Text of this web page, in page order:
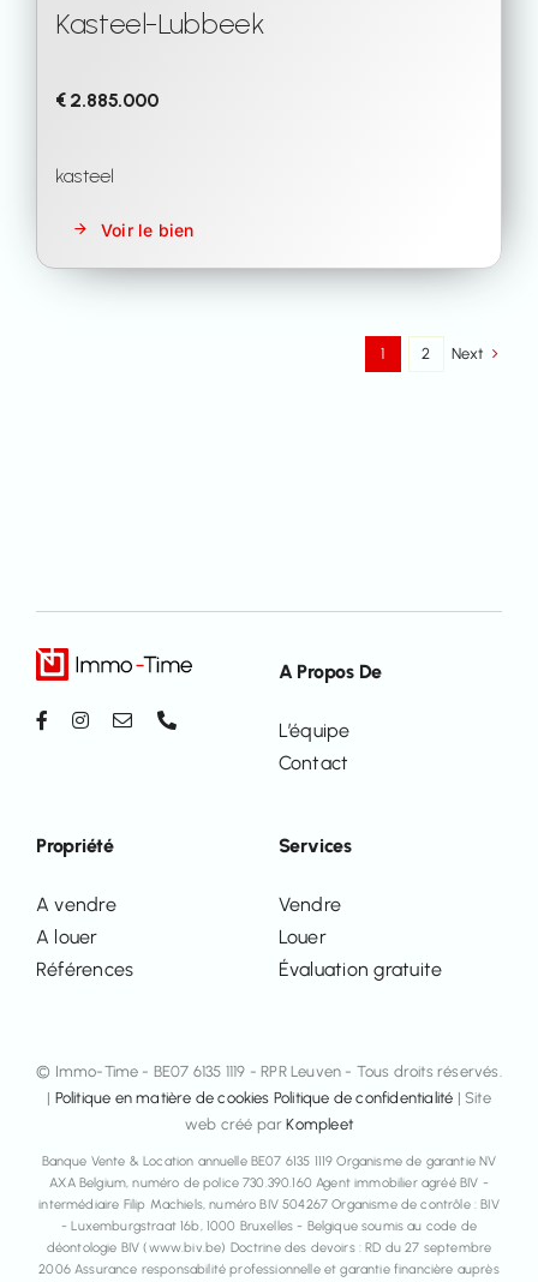
Kasteel-Lubbeek
€ 2.885.000
kasteel
Voir le bien
1 2 Next
Services
Vendre
Louer
Évaluation gratuite
Propriété
A vendre
A louer
Références
A Propos De
L’équipe
Contact
© Immo-Time - BE07 6135 1119 - RPR Leuven - Tous droits réservés.
| Politique en matière de cookies Politique de confidentialité | Site
web créé parKompleet
Banque Vente & Location annuelle BE07 6135 1119 Organisme de garantie NV
AXA Belgium, numéro de police 730.390.160 Agent immobilier agréé BIV -
intermédiaire Filip Machiels, numéro BIV 504267 Organisme de contrôle : BIV
- Luxemburgstraat 16b, 1000 Bruxelles - Belgique soumis au code de
déontologie BIV (www.biv.be) Doctrine des devoirs : RD du 27 septembre
2006 Assurance responsabilité professionnelle et garantie financière auprès